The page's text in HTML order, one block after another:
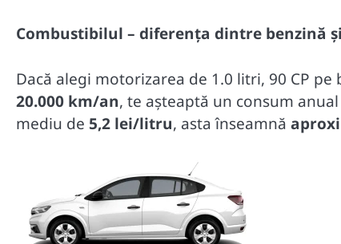
Combustibilul – diferența dintre benzină și
Dacă alegi motorizarea de 1.0 litri, 90 CP
20.000 km/an, te așteaptă un consum
mediu de 5,2 lei/litru, asta înseamnă